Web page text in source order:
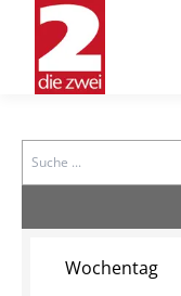
Search
Wochentag